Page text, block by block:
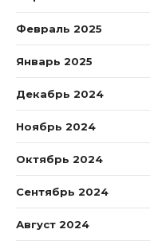
Февраль 2025
Январь 2025
Декабрь 2024
Ноябрь 2024
Октябрь 2024
Сентябрь 2024
Август 2024